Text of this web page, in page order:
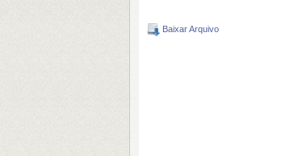
Baixar Arquivo